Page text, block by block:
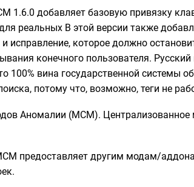
1.6.0 добавляет базовую привязку
реальных В этой версии также
исправление, которое должно
конечного пользователя.
100% вина государственной
потому что, возможно, теги не
Аномалии (MCM). Централизованное
предоставляет другим модам/